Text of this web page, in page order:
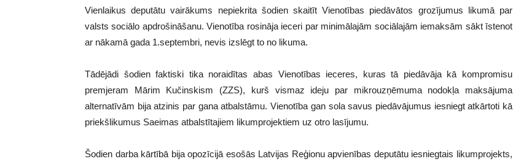
Vienlaikus deputātu vairākums nepiekrita šodien skaitīt Vienotības piedāvātos grozījumus likumā par
valsts sociālo apdrošināšanu. Vienotība rosināja ieceri par minimālajām sociālajām iemaksām sākt īstenot
ar nākamā gada 1.septembri, nevis izslēgt to no likuma.
Tādējādi šodien faktiski tika noraidītas abas Vienotības ieceres, kuras tā piedāvāja kā kompromisu
premjeram Mārim Kučinskism (ZZS), kurš vismaz ideju par mikrouzņēmuma nodokļa maksājuma
alternatīvām bija atzinis par gana atbalstāmu. Vienotība gan sola savus piedāvājumus iesniegt atkārtoti kā
priekšlikumus Saeimas atbalstītajiem likumprojektiem uz otro lasījumu.
Šodien darba kārtībā bija opozīcijā esošās Latvijas Reģionu apvienības deputātu iesniegtais likumprojekts,